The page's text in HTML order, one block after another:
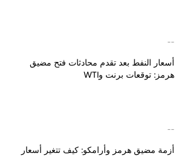
--
أسعار النفط بعد تقدم محادثات فتح مضيق
هرمز: توقعات برنت وWTI
--
أزمة مضيق هرمز وأرامكو: كيف تتغير أسعار